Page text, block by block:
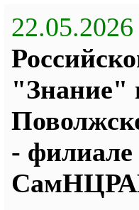
22.05.2026
"Знание"
- филиале